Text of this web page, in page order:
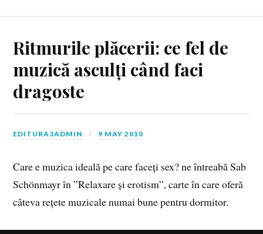
Ritmurile plăcerii: ce fel de
muzică asculți când faci
dragoste
EDITURA3ADMIN 9 MAY 2010
Care e muzica ideală pe care faceți sex? ne întreabă Sab
Schönmayr în ”Relaxare și erotism”, carte în care oferă
câteva rețete muzicale numai bune pentru dormitor.